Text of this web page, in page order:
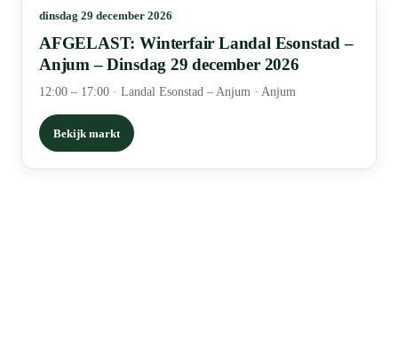
dinsdag 29 december 2026
AFGELAST: Winterfair Landal Esonstad –
Anjum – Dinsdag 29 december 2026
12:00 – 17:00 · Landal Esonstad – Anjum · Anjum
Bekijk markt